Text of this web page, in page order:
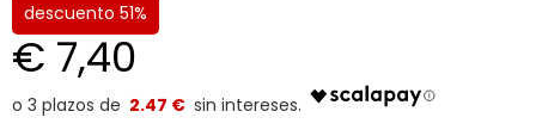
descuento 51%
€ 7,40
2.47 €